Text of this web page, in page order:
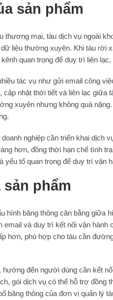
sản phẩm
thương mại, tàu dịch vụ ngoài
liệu thường xuyên. Khi tàu rời
quan trọng để duy trì liên
tác vụ như gửi email công
cập nhật thời tiết và liên lạc
xuyên nhưng không quá
nghiệp cần triển khai dịch
hơn, đồng thời hạn chế tình
tố quan trọng để duy trì vận
phẩm
hình băng thông cân bằng giữa
và duy trì kết nối vận
hơn, phù hợp cho tàu cần
đến người dùng cần kết
gói dịch vụ có thể hỗ trợ đồng
băng thông của đơn vị quản lý